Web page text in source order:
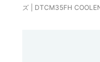
ズ | DTCM35FH